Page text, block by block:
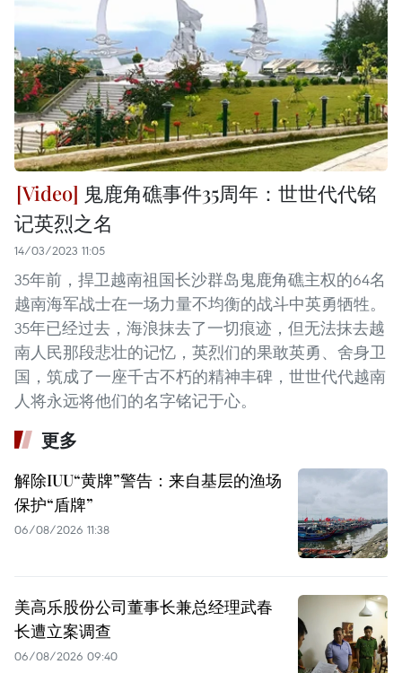
鬼鹿角礁事件35周年：世世代代铭
记英烈之名
14/03/2023 11:05
35年前，捍卫越南祖国长沙群岛鬼鹿角礁主权的64名
越南海军战士在一场力量不均衡的战斗中英勇牺牲。
35年已经过去，海浪抹去了一切痕迹，但无法抹去越
南人民那段悲壮的记忆，英烈们的果敢英勇、舍身卫
国，筑成了一座千古不朽的精神丰碑，世世代代越南
人将永远将他们的名字铭记于心。
更多
解除IUU“黄牌”警告：来自基层的渔场
保护“盾牌”
06/08/2026 11:38
美高乐股份公司董事长兼总经理武春
长遭立案调查
06/08/2026 09:40